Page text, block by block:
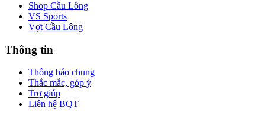
Shop Cầu Lông
VS Sports
Vợt Cầu Lông
Thông tin
Thông báo chung
Thắc mắc, góp ý
Trợ giúp
Liên hệ BQT